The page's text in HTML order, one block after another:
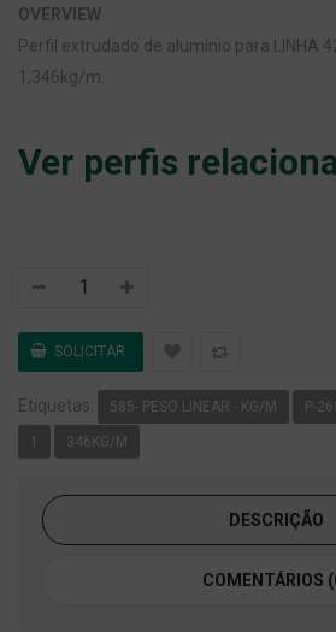
OVERVIEW
Perfil extrudado de alumínio para LINHA
1,346kg/m.
Ver perfis
Etiquetas: 585- PESO LINEAR - KG/M P-
1 346KG/M
DESCRIÇÃO
COMENTÁRIOS